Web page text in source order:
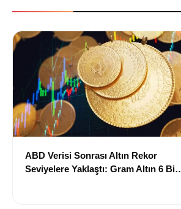
ABD Verisi Sonrası Altın Rekor
Seviyelere Yaklaştı: Gram Altın 6 Bin